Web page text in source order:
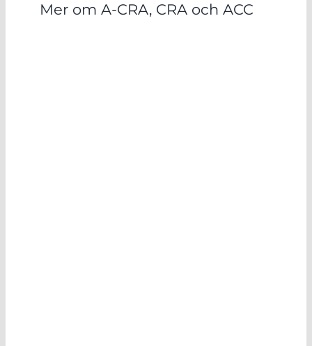
Mer om A-CRA, CRA och ACC